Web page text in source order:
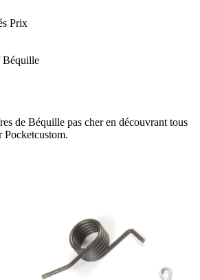
Prix
Béquille
de Béquille pas cher en découvrant tous
Pocketcustom.